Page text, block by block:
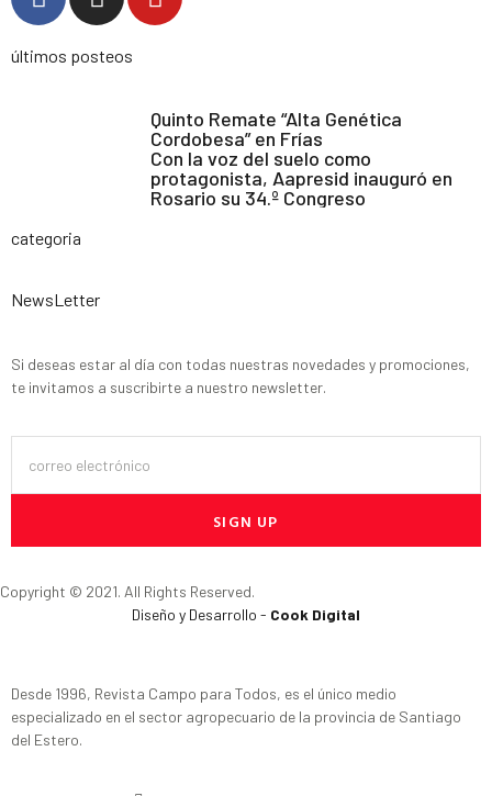
últimos posteos
Quinto Remate “Alta Genética
Cordobesa” en Frías
Con la voz del suelo como
protagonista, Aapresid inauguró en
Rosario su 34.º Congreso
categoria
NewsLetter
Si deseas estar al día con todas nuestras novedades y promociones,
te invitamos a suscribirte a nuestro newsletter.
SIGN UP
Copyright © 2021. All Rights Reserved.
Diseño y Desarrollo - Cook Digital
Desde 1996, Revista Campo para Todos, es el único medio
especializado en el sector agropecuario de la provincia de Santiago
del Estero.